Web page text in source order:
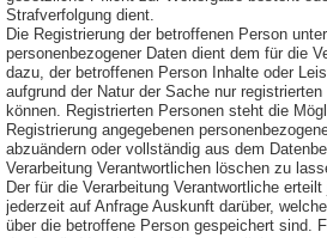
Strafverfolgung dient.
Die Registrierung der betroffenen Person
personenbezogener Daten dient dem für die
dazu, der betroffenen Person Inhalte oder
aufgrund der Natur der Sache nur
können. Registrierten Personen steht die
Registrierung angegebenen
abzuändern oder vollständig aus dem
Verarbeitung Verantwortlichen löschen zu
Der für die Verarbeitung Verantwortliche
jederzeit auf Anfrage Auskunft darüber,
über die betroffene Person gespeichert sind.